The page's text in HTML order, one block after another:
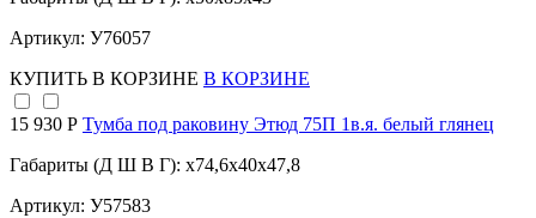
Артикул: У76057
КУПИТЬ В КОРЗИНЕ В КОРЗИНЕ
15 930 Р Тумба под раковину Этюд 75П 1в.я. белый глянец
Габариты (Д Ш В Г): x74,6x40x47,8
Артикул: У57583